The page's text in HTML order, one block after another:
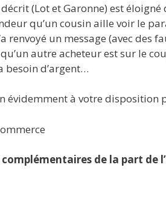
(Lot et Garonne) est éloigné
qu’un cousin aille voir le
renvoyé un message (avec des
autre acheteur est sur le
besoin d’argent…
évidemment à votre
de la part de